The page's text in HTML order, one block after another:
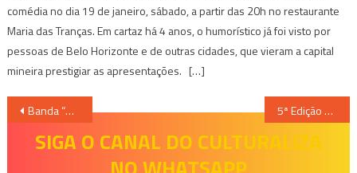
comédia no dia 19 de janeiro, sábado, a partir das 20h no restaurante
Maria das Tranças. Em cartaz há 4 anos, o humorístico já foi visto por
pessoas de Belo Horizonte e de outras cidades, que vieram a capital
mineira prestigiar as apresentações. […]
Navegação
Banda “Santo Forte” lança DVD “Música pra Vida” 5ª Edição do Boulevard Fashion Design
SIGA O CANAL DO CULTURALIZA